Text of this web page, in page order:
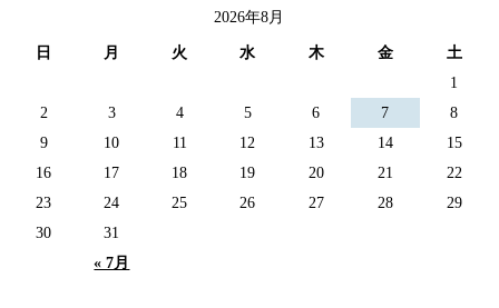
2026年8月
日 月 火 水 木 金 土
« 7月
1
2
3 4 5 6 7
8
9
10 11 12 13 14
15
16
17 18 19 20 21
22
23
24 25 26 27 28
29
30
31